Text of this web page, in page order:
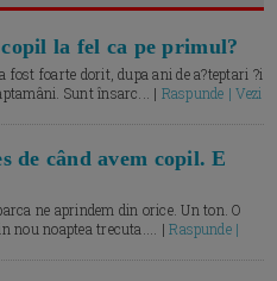
la fel ca pe primul?
foarte dorit, dupa ani de a?teptari ?i
Sunt însarc... | Raspunde | Vezi
de când avem copil. E
ne aprindem din orice. Un ton. O
nou noaptea trecuta.... |Raspunde |